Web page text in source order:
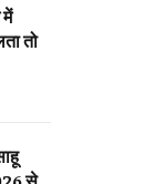
में
तो
से